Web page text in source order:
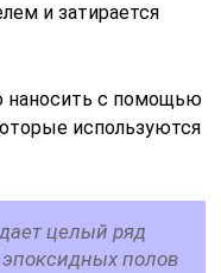
и затирается
наносить с помощью
используются
целый ряд
полов